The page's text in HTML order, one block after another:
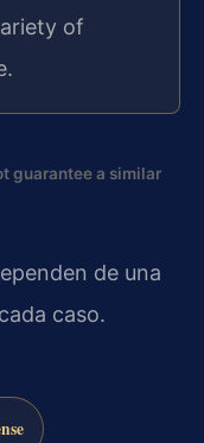
of
guarantee a similar
de una
caso.